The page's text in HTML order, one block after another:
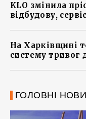
KLO змінила
відбудову,
На Харківщині
систему тривог
ГОЛОВНІ